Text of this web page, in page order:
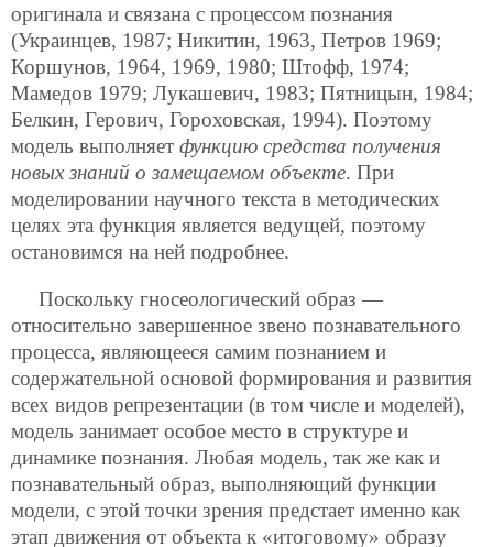
оригинала и связана с процессом познания
(Украинцев, 1987; Никитин, 1963, Петров 1969;
Коршунов, 1964, 1969, 1980; Штофф, 1974;
Мамедов 1979; Лукашевич, 1983; Пятницын, 1984;
Белкин, Герович, Гороховская, 1994). Поэтому
модель выполняет функцию средства получения
новых знаний о замещаемом объекте. При
моделировании научного текста в методических
целях эта функция является ведущей, поэтому
остановимся на ней подробнее.
Поскольку гносеологический образ —
относительно завершенное звено познавательного
процесса, являющееся самим познанием и
содержательной основой формирования и развития
всех видов репрезентации (в том числе и моделей),
модель занимает особое место в структуре и
динамике познания. Любая модель, так же как и
познавательный образ, выполняющий функции
модели, с этой точки зрения предстает именно как
этап движения от объекта к «итоговому» образу